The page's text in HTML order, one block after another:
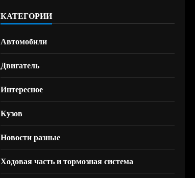
КАТЕГОРИИ
Автомобили
Двигатель
Интересное
Кузов
Новости разные
Ходовая часть и тормозная система